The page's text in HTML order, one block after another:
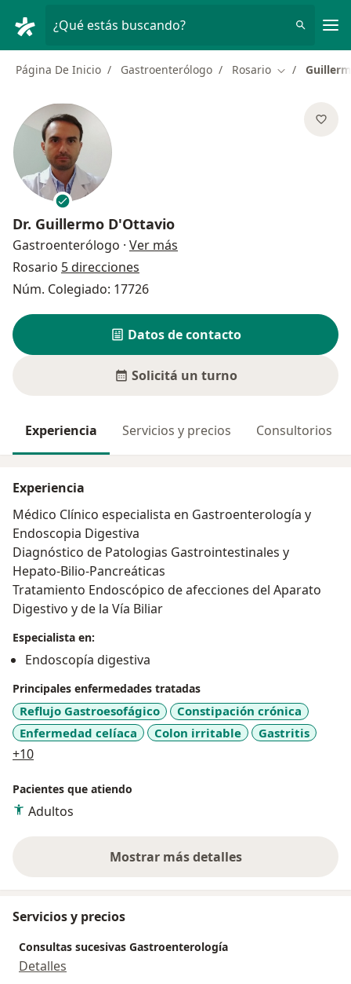
¿Qué estás buscando?
Página De Inicio Gastroenterólogo Rosario Cambiar de
Dr. Guillermo D'Ottavio
Gastroenterólogo · Ver más
Rosario 5 direcciones
Núm. Colegiado: 17726
Datos de contacto
Solicitá un turno
Experiencia Servicios y precios Consultorios
Experiencia
Médico Clínico especialista en Gastroenterología y
Endoscopia Digestiva
Diagnóstico de Patologias Gastrointestinales y
Hepato-Bilio-Pancreáticas
Tratamiento Endoscópico de afecciones del Aparato
Digestivo y de la Vía Biliar
Especialista en:
Endoscopía digestiva
Principales enfermedades tratadas
Reflujo Gastroesofágico
Constipación crónica
Enfermedad celíaca
Colon irritable Gastritis
+10a11y_sr_more_diseases
Pacientes que atiendo
Adultos
Mostrar más detalles
sobre la experiencia
Servicios y precios
Consultas sucesivas Gastroenterología
Detalles